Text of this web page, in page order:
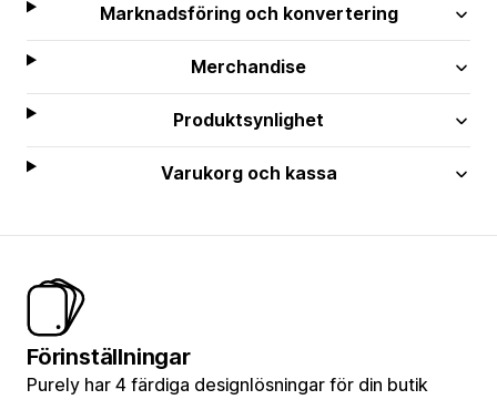
Marknadsföring och konvertering
Merchandise
Produktsynlighet
Varukorg och kassa
Förinställningar
Purely har 4 färdiga designlösningar för din butik